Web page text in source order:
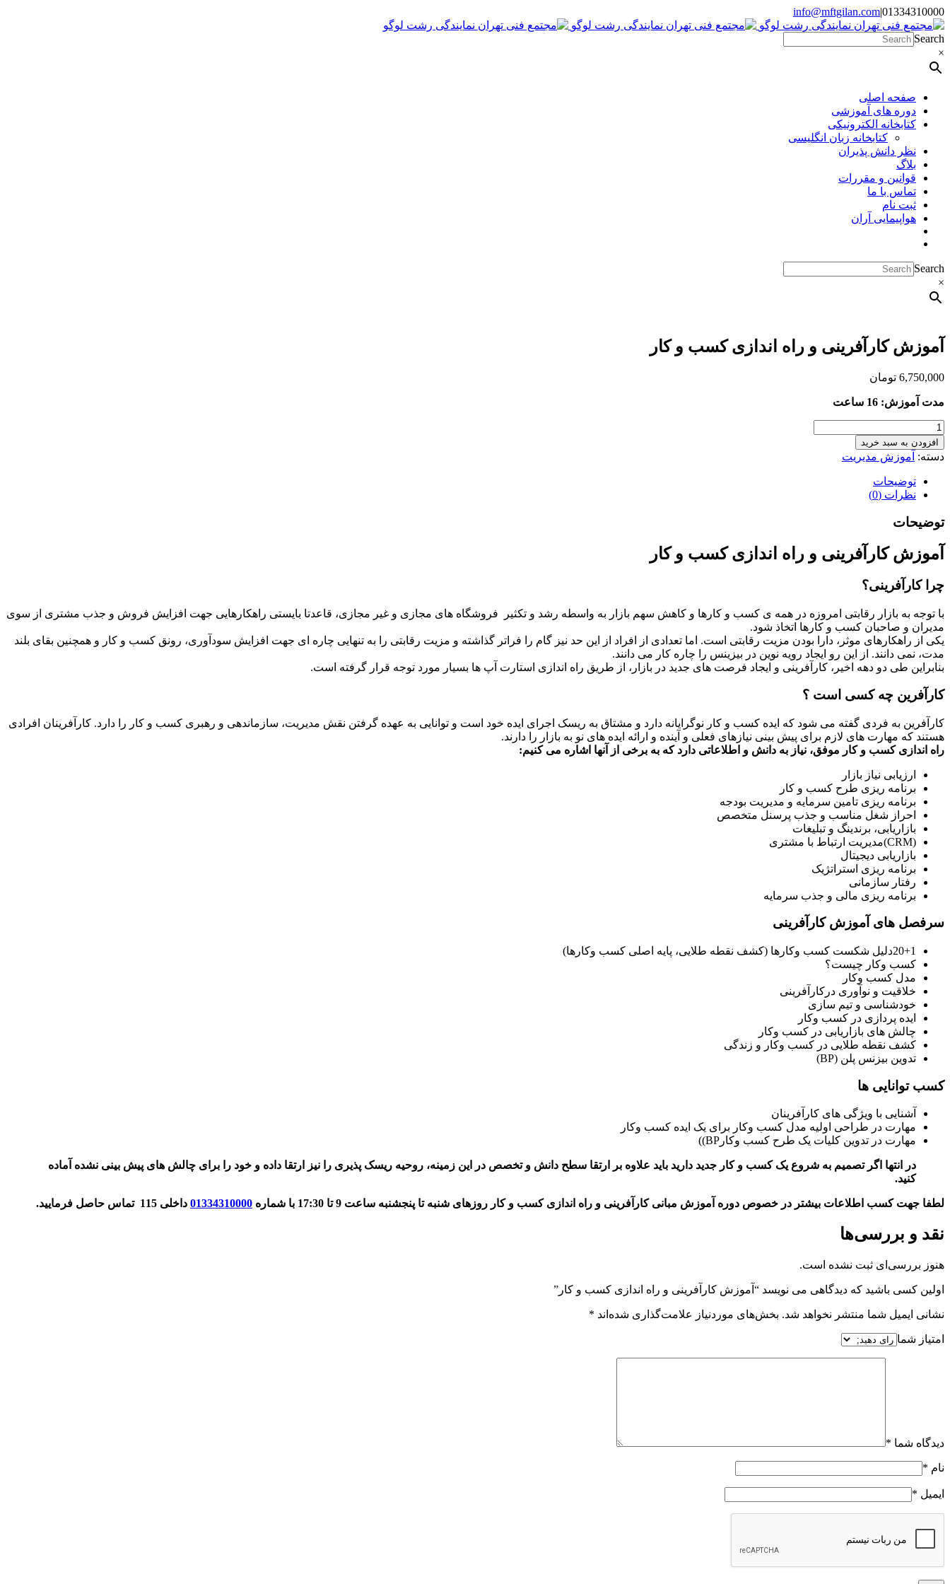
Skip
to
content
01334310000
|
info@mftgilan.com
Instagram
LinkedIn
Search
×
صفحه اصلی
دوره های آموزشی
کتابخانه الکترونیکی
کتابخانه زبان انگلیسی
نظر دانش پذیران
بلاگ
قوانین و مقررات
تماس با ما
ثبت نام
هواپیمایی آران
Search
×
آموزش کارآفرینی و راه اندازی کسب و کار
6,750,000 تومان
مدت آموزش: 16 ساعت
آموزش
کارآفرینی
و
اندازی
کسب
کار
عدد
افزودن به سبد خرید
دسته: آموزش مدیریت
توضیحات
نظرات (0)
توضیحات
آموزش کارآفرینی و راه اندازی کسب و کار
چرا کارآفرینی؟
با توجه به بازار رقابتی امروزه در همه ی کسب و کارها و کاهش سهم بازار به واسطه رشد و تکثیر فروشگاه های مجازی و غیر مجازی، قاعدتا بایستی راهکارهایی جهت افزایش فروش و جذب مشتری از سوی
مدیران و صاحبان کسب و کارها اتخاذ شود.
یکی از راهکارهای موثر، دارا بودن مزیت رقابتی است. اما تعدادی از افراد از این حد نیز گام را فراتر گذاشته و مزیت رقابتی را به تنهایی چاره ای جهت افزایش سودآوری، رونق کسب و کار و همچنین بقای بلند
مدت، نمی دانند. از این رو ایجاد رویه نوین در بیزینس را چاره کار می دانند.
بنابراین طی دو دهه اخیر، کارآفرینی و ایجاد فرصت های جدید در بازار، از طریق راه اندازی استارت آپ ها بسیار مورد توجه قرار گرفته است.
کارآفرین چه کسی است ؟
کارآفرین به فردی گفته می شود که ایده کسب و کار نوگرایانه دارد و مشتاق به ریسک اجرای ایده خود است و توانایی به عهده گرفتن نقش مدیریت، سازماندهی و رهبری کسب و کار را دارد. کارآفرینان افرادی
هستند که مهارت های لازم برای پیش بینی نیازهای فعلی و آینده و ارائه ایده های نو به بازار را دارند.
راه اندازی کسب و کار موفق، نیاز به دانش و اطلاعاتی دارد که به برخی از آنها اشاره می کنیم:
ارزیابی نیاز بازار
برنامه ریزی طرح کسب و کار
برنامه ریزی تامین سرمایه و مدیریت بودجه
احراز شغل مناسب و جذب پرسنل متخصص
بازاریابی، برندینگ و تبلیغات
(CRM)مدیریت ارتباط با مشتری
بازاریابی دیجیتال
برنامه ریزی استراتژیک
رفتار سازمانی
برنامه ریزی مالی و جذب سرمایه
سرفصل های آموزش کارآفرینی
20+1دلیل شکست کسب وکارها (کشف نقطه طلایی، پایه اصلی کسب وکارها)
کسب وکار چیست؟
مدل کسب وکار
خلاقیت و نوآوری درکارآفرینی
خودشناسی و تیم سازی
ایده پردازی در کسب وکار
چالش های بازاریابی در کسب وکار
کشف نقطه طلایی در کسب وکار و زندگی
تدوین بیزنس پلن (BP)
کسب توانایی ها
آشنایی با ویژگی های کارآفرینان
مهارت در طراحی اولیه مدل کسب وکار برای یک ایده کسب وکار
مهارت در تدوین کلیات یک طرح کسب وکارBP))
در انتها اگر تصمیم به شروع یک کسب و کار جدید دارید باید علاوه بر ارتقا سطح دانش و تخصص در این زمینه، روحیه ریسک پذیری را نیز ارتقا داده و خود را برای چالش های پیش بینی نشده آماده
کنید.
لطفا جهت کسب اطلاعات بیشتر در خصوص دوره آموزش مبانی کارآفرینی و راه اندازی کسب و کار روزهای شنبه تا پنجشنبه ساعت 9 تا 17:30 با شماره 01334310000 داخلی 115 تماس حاصل فرمایید.
نقد و بررسی‌ها
هنوز بررسی‌ای ثبت نشده است.
اولین کسی باشید که دیدگاهی می نویسد “آموزش کارآفرینی و راه اندازی کسب و کار”
نشانی ایمیل شما منتشر نخواهد شد. بخش‌های موردنیاز علامت‌گذاری شده‌اند *
امتیاز شما
دیدگاه شما *
نام *
ایمیل *